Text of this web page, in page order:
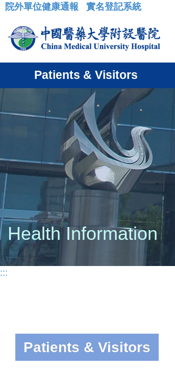
:::
院外單位健康通報 實名登記系統
Patients & Visitors
Health Information
:::
Patients & Visitors